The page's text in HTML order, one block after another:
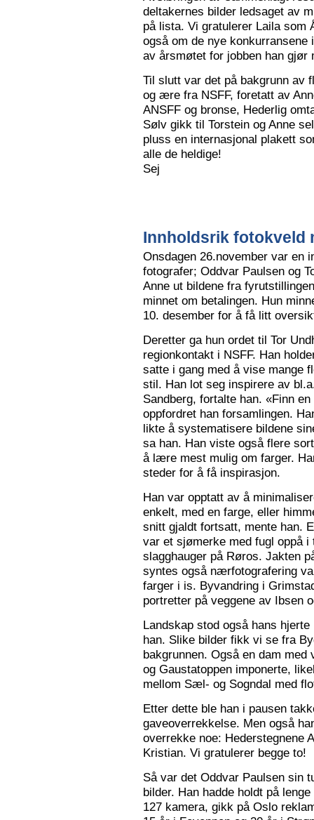
deltakernes bilder ledsaget av
på lista. Vi gratulerer Laila som
også om de nye
av årsmøtet for jobben han gjør
Til slutt var det på bakgrunn av
og ære fra NSFF, foretatt av
ANSFF og bronse, Hederlig
Sølv gikk til Torstein og Anne
pluss en internasjonal plakett
alle de heldige!
Sej
Innholdsrik fotokveld
Onsdagen 26.november var en
fotografer; Oddvar Paulsen og
Anne ut bildene fra
minnet om betalingen. Hun
10. desember for å få litt
Deretter ga hun ordet til Tor
regionkontakt i NSFF. Han
satte i gang med å vise mange
stil. Han lot seg inspirere av
Sandberg, fortalte han. «Finn
oppfordret han forsamlingen.
likte å systematisere bildene
sa han. Han viste også flere
å lære mest mulig om farger.
steder for å få inspirasjon.
Han var opptatt av å
enkelt, med en farge, eller
snitt gjaldt fortsatt, mente han.
var et sjømerke med fugl oppå
slagghauger på Røros. Jakten
syntes også nærfotografering
farger i is. Byvandring i
portretter på veggene av Ibsen
Landskap stod også hans
han. Slike bilder fikk vi se fra
bakgrunnen. Også en dam
og Gaustatoppen imponerte,
mellom Sæl- og Sogndal med
Etter dette ble han i pausen
gaveoverrekkelse. Men også
overrekke noe: Hederstegnene
Kristian. Vi gratulerer begge to!
Så var det Oddvar Paulsen sin
bilder. Han hadde holdt på
127 kamera, gikk på Oslo